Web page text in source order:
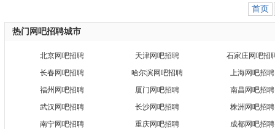
首页
热门网吧招聘城市
北京网吧招聘 天津网吧招聘
石家庄网吧招
长春网吧招聘
哈尔滨网吧招聘
上海网吧招聘
福州网吧招聘
厦门网吧招聘
南昌网吧招聘
武汉网吧招聘
长沙网吧招聘
株洲网吧招聘
南宁网吧招聘
重庆网吧招聘 成都网吧招聘